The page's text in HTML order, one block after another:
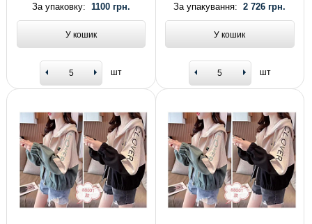
За упаковку: 1100 грн.
У кошик
шт
За упакування:2 726 грн.
У кошик
шт